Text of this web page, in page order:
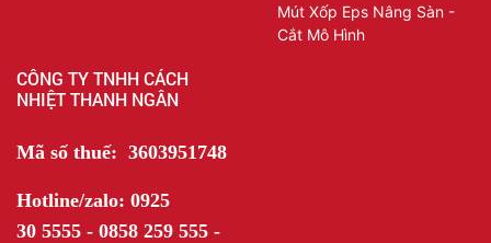
Mút Xốp Eps Nâng Sàn -
Cắt Mô Hình
CÔNG TY TNHH CÁCH
NHIỆT THANH NGÂN
Mã số thuế: 3603951748
Hotline/zalo: 0925
30 5555 - 0858 259 555 -